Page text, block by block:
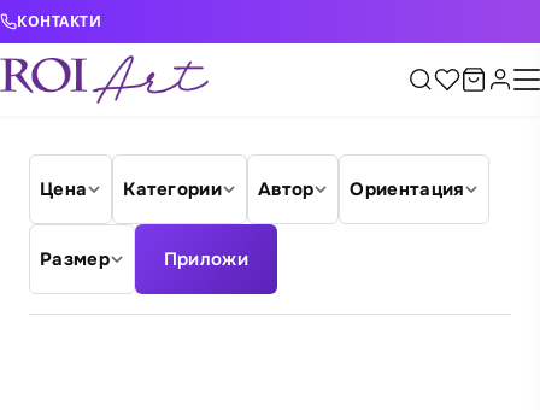
Skip to content
КОНТАКТИ
Цена Категории Автор Ориентация
Размер Приложи